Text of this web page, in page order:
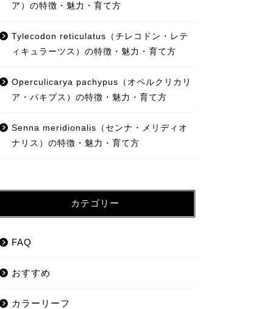
ア）の特徴・魅力・育て方
Tylecodon reticulatus（チレコドン・レテ
ィキュラーツス）の特徴・魅力・育て方
Operculicarya pachypus（オペルクリカリ
ア・パキプス）の特徴・魅力・育て方
Senna meridionalis（センナ・メリディオ
ナリス）の特徴・魅力・育て方
カテゴリー
FAQ
おすすめ
カラーリーフ